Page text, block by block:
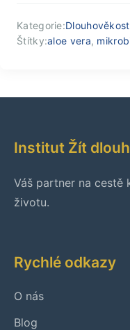
Kategorie:Dlouhověkost
Štítky:aloe vera,
Institut Žít
Váš partner na cestě
životu.
Rychlé odkazy
O nás
Blog